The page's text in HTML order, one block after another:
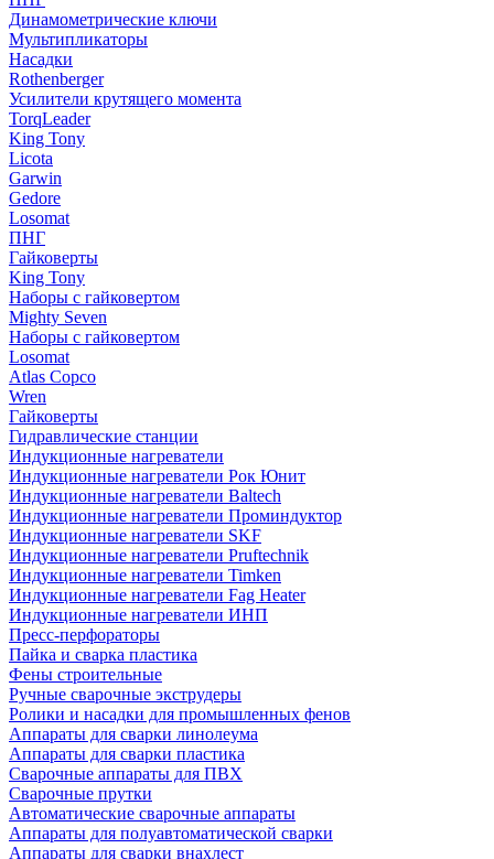
Динамометрические ключи
Мультипликаторы
Насадки
Rothenberger
Усилители крутящего момента
TorqLeader
King Tony
Licota
Garwin
Gedore
Losomat
ПНГ
Гайковерты
King Tony
Наборы с гайковертом
Mighty Seven
Наборы с гайковертом
Losomat
Atlas Copco
Wren
Гайковерты
Гидравлические станции
Индукционные нагреватели
Индукционные нагреватели Рок Юнит
Индукционные нагреватели Baltech
Индукционные нагреватели Проминдуктор
Индукционные нагреватели SKF
Индукционные нагреватели Pruftechnik
Индукционные нагреватели Timken
Индукционные нагреватели Fag Heater
Индукционные нагреватели ИНП
Пресс-перфораторы
Пайка и сварка пластика
Фены строительные
Ручные сварочные экструдеры
Ролики и насадки для промышленных фенов
Аппараты для сварки линолеума
Аппараты для сварки пластика
Сварочные аппараты для ПВХ
Сварочные прутки
Автоматические сварочные аппараты
Аппараты для полуавтоматической сварки
Аппараты для сварки внахлест